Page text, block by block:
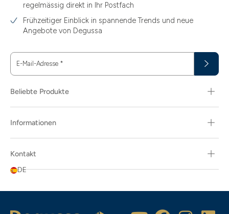
regelmässig direkt in Ihr Postfach
Frühzeitiger Einblick in spannende Trends und neue
Angebote von Degussa
E-Mail-Adresse *
Beliebte Produkte
Informationen
Kontakt
DE